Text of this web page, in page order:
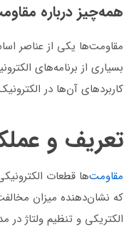
همه‌چیز درباره
مقاومت‌ها یکی از عناصر
بسیاری از برنامه‌های
کاربردهای آن‌ها در
تعریف و
مقاومت‌
که نشان‌دهنده میزان
الکتریکی و تنظیم ولتاژ در